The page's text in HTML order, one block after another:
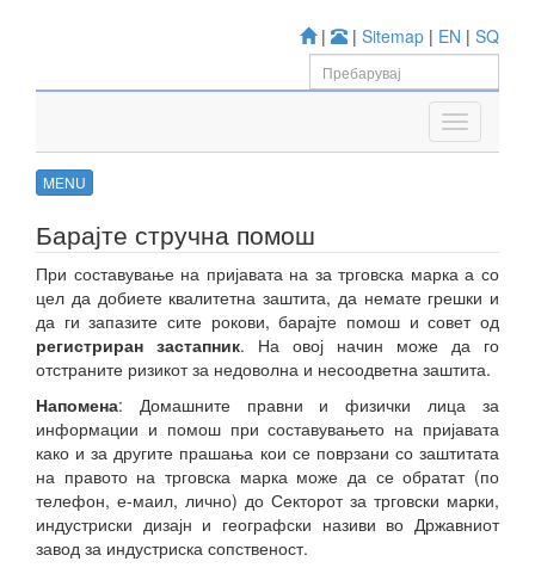
| | Sitemap | EN | SQ
MENU
Барајте стручна помош
При составување на пријавата на за трговска марка а со
цел да добиете квалитетна заштита, да немате грешки и
да ги запазите сите рокови, барајте помош и совет од
регистриран застапник. На овој начин може да го
отстраните ризикот за недоволна и несоодветна заштита.
Напомена: Домашните правни и физички лица за
информации и помош при составувањето на пријавата
како и за другите прашања кои се поврзани со заштитата
на правото на трговска марка може да се обратат (по
телефон, е-маил, лично) до Секторот за трговски марки,
индустриски дизајн и географски називи во Државниот
завод за индустриска сопственост.